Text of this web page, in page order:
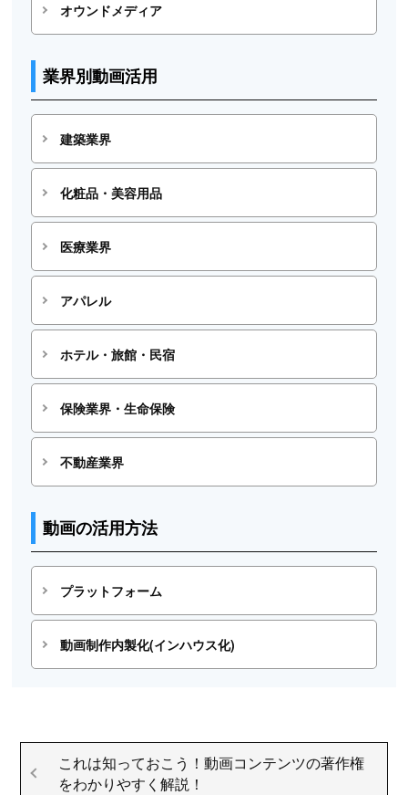
オウンドメディア
業界別動画活用
建築業界
化粧品・美容用品
医療業界
アパレル
ホテル・旅館・民宿
保険業界・生命保険
不動産業界
動画の活用方法
プラットフォーム
動画制作内製化(インハウス化)
これは知っておこう！動画コンテンツの著作権
をわかりやすく解説！